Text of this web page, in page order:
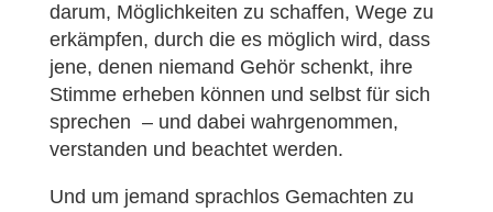
darum, Möglichkeiten zu schaffen, Wege zu
erkämpfen, durch die es möglich wird, dass
jene, denen niemand Gehör schenkt, ihre
Stimme erheben können und selbst für sich
sprechen – und dabei wahrgenommen,
verstanden und beachtet werden.
Und um jemand sprachlos Gemachten zu